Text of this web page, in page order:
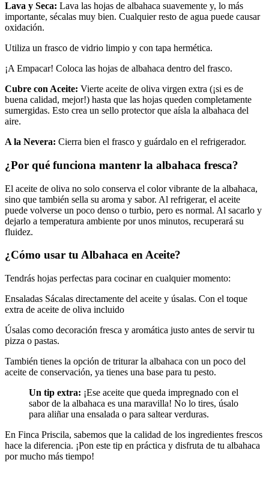
Lava y Seca: Lava las hojas de albahaca suavemente y, lo más
importante, sécalas muy bien. Cualquier resto de agua puede causar
oxidación.
Utiliza un frasco de vidrio limpio y con tapa hermética.
¡A Empacar! Coloca las hojas de albahaca dentro del frasco.
Cubre con Aceite: Vierte aceite de oliva virgen extra (¡si es de
buena calidad, mejor!) hasta que las hojas queden completamente
sumergidas. Esto crea un sello protector que aísla la albahaca del
aire.
A la Nevera: Cierra bien el frasco y guárdalo en el refrigerador.
¿Por qué funciona mantenr la albahaca fresca?
El aceite de oliva no solo conserva el color vibrante de la albahaca,
sino que también sella su aroma y sabor. Al refrigerar, el aceite
puede volverse un poco denso o turbio, pero es normal. Al sacarlo y
dejarlo a temperatura ambiente por unos minutos, recuperará su
fluidez.
¿Cómo usar tu Albahaca en Aceite?
Tendrás hojas perfectas para cocinar en cualquier momento:
Ensaladas Sácalas directamente del aceite y úsalas. Con el toque
extra de aceite de oliva incluido
Úsalas como decoración fresca y aromática justo antes de servir tu
pizza o pastas.
También tienes la opción de triturar la albahaca con un poco del
aceite de conservación, ya tienes una base para tu pesto.
Un tip extra: ¡Ese aceite que queda impregnado con el
sabor de la albahaca es una maravilla! No lo tires, úsalo
para aliñar una ensalada o para saltear verduras.
En Finca Priscila, sabemos que la calidad de los ingredientes frescos
hace la diferencia. ¡Pon este tip en práctica y disfruta de tu albahaca
por mucho más tiempo!